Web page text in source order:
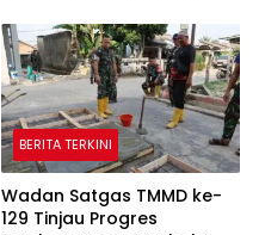
Perencanaan
BERITA TERKINI
Wadan Satgas TMMD ke-
129 Tinjau Progres